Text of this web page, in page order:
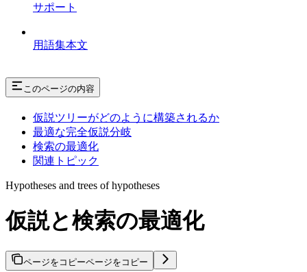
サポート
用語集本文
このページの内容
仮説ツリーがどのように構築されるか
最適な完全仮説分岐
検索の最適化
関連トピック
Hypotheses and trees of hypotheses
仮説と検索の最適化
ページをコピーページをコピー